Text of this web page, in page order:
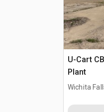
U-Cart
Plant
Wichita